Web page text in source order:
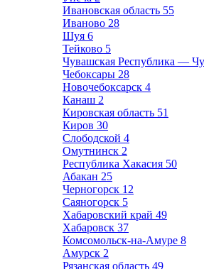
Ивановская область 55
Иваново 28
Шуя 6
Тейково 5
Чувашская Республика —
Чебоксары 28
Новочебоксарск 4
Канаш 2
Кировская область 51
Киров 30
Слободской 4
Омутнинск 2
Республика Хакасия 50
Абакан 25
Черногорск 12
Саяногорск 5
Хабаровский край 49
Хабаровск 37
Комсомольск-на-Амуре 8
Амурск 2
Рязанская область 49